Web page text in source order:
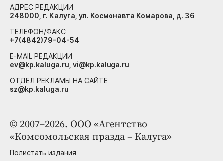
© 2007–2026. ООО «Агентство
«Комсомольская правда – Калуга»
Полистать издания
АДРЕС РЕДАКЦИИ
248000, г. Калуга, ул. Космонавта Комарова, д. 36
ТЕЛЕФОН/ФАКС
+7(4842)79-04-54
E-MAIL РЕДАКЦИИ
ev@kp.kaluga.ru, vi@kp.kaluga.ru
ОТДЕЛ РЕКЛАМЫ НА САЙТЕ
sz@kp.kaluga.ru